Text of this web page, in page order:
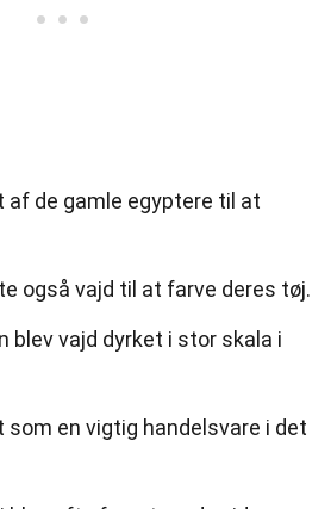
af de gamle egyptere til at
også vajd til at farve deres tøj.
blev vajd dyrket i stor skala i
som en vigtig handelsvare i det